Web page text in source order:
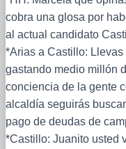
cobra una glosa por
al actual candidato
*Arias a Castillo:
gastando medio millón
conciencia de la gente
alcaldía seguirás
pago de deudas de
*Castillo: Juanito usted